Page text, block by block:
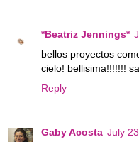
*Beatriz Jennings*
bellos proyectos
cielo! bellisima!!!!!!!
Reply
Gaby Acosta July